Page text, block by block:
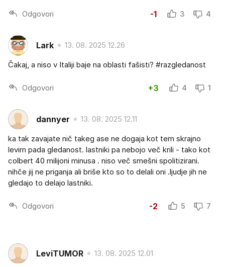
Odgovori -1 3 4
Lark 13. 08. 2025 12.26
Čakaj, a niso v Italiji baje na oblasti fašisti? #razgledanost
Odgovori +3 4 1
dannyer 13. 08. 2025 12.11
ka tak zavajate nič takeg ase ne dogaja kot tem skrajno
levim pada gledanost. lastniki pa nebojo več krili - tako kot
colbert 40 milijoni minusa . niso več smešni spolitizirani.
nihče jij ne priganja ali briše kto so to delali oni .ljudje jih ne
gledajo to delajo lastniki.
Odgovori -2 5 7
LeviTUMOR 13. 08. 2025 12.01